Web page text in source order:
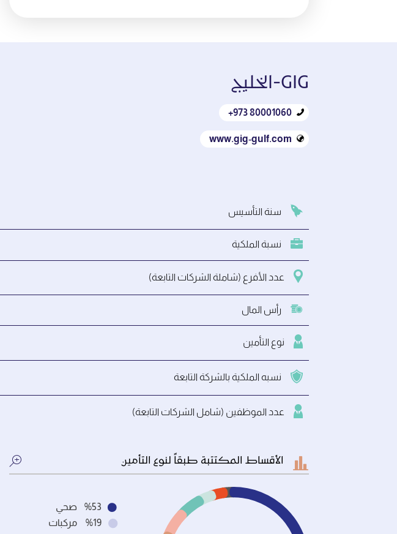
GIG‑الخليج
‎+‎973 80001060
www.gig‑gulf.com
سنة التأسيس
نسبة الملكية
عدد الأفرع (شاملة الشركات التابعة)
رأس المال
نوع التأمين
نسبه الملكية بالشركة التابعة
عدد الموظفين (شامل الشركات التابعة)
الأقساط المكتتبة طبقاً لنوع التأمين
%53
%19
صحي
مركبات